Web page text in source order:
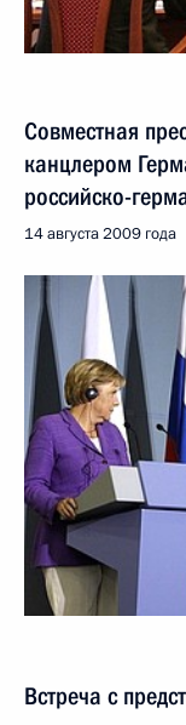
Совместная
канцлером
российско-
14 августа 2009 года
Встреча с